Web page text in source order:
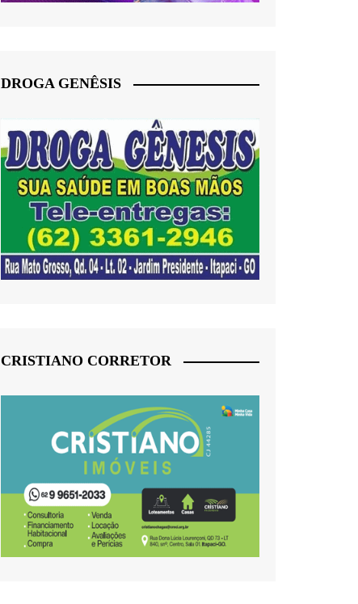
DROGA GENÊSIS
CRISTIANO CORRETOR